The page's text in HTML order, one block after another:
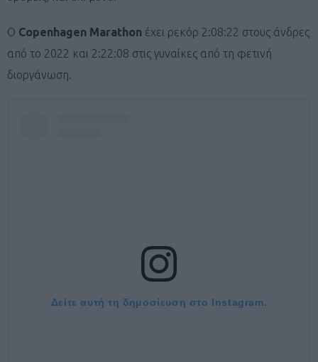
O Copenhagen Marathon έχει ρεκόρ 2:08:22 στους άνδρες
από το 2022 και 2:22:08 στις γυναίκες από τη φετινή
διοργάνωση.
Δείτε αυτή τη δημοσίευση στο Instagram.